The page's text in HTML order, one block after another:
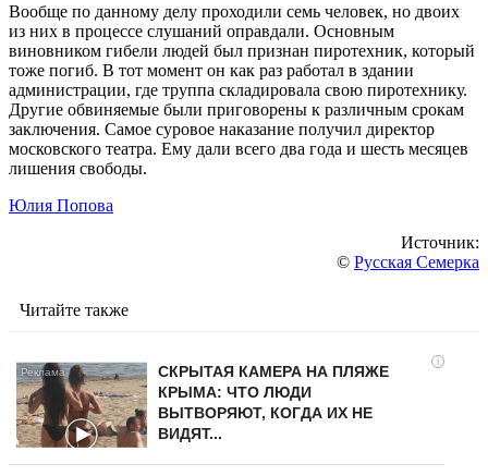
Вообще по данному делу проходили семь человек, но двоих
из них в процессе слушаний оправдали. Основным
виновником гибели людей был признан пиротехник, который
тоже погиб. В тот момент он как раз работал в здании
администрации, где труппа складировала свою пиротехнику.
Другие обвиняемые были приговорены к различным срокам
заключения. Самое суровое наказание получил директор
московского театра. Ему дали всего два года и шесть месяцев
лишения свободы.
Юлия Попова
Источник:
© Русская Семерка
Читайте также
i
СКРЫТАЯ КАМЕРА НА ПЛЯЖЕ
КРЫМА: ЧТО ЛЮДИ
ВЫТВОРЯЮТ, КОГДА ИХ НЕ
ВИДЯТ...